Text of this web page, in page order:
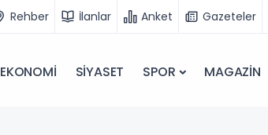
Rehber İlanlar Anket Gazeteler
EKONOMİ SİYASET SPOR MAGAZİN